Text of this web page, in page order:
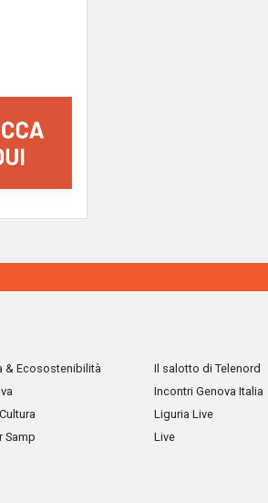
& Ecosostenibilità
Samp
Il salotto di Telenord
Incontri Genova Italia
Liguria Live
Live